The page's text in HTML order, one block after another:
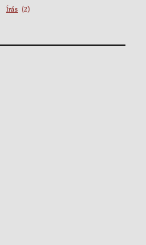
Írás (2)